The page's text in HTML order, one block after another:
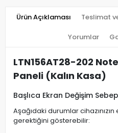
Ürün Açıklaması Teslimat
Yorumlar
LTN156AT28-202
Paneli (Kalın Kasa)
Başlıca Ekran Değişim
Aşağıdaki durumlar
gerektiğini gösterebilir: